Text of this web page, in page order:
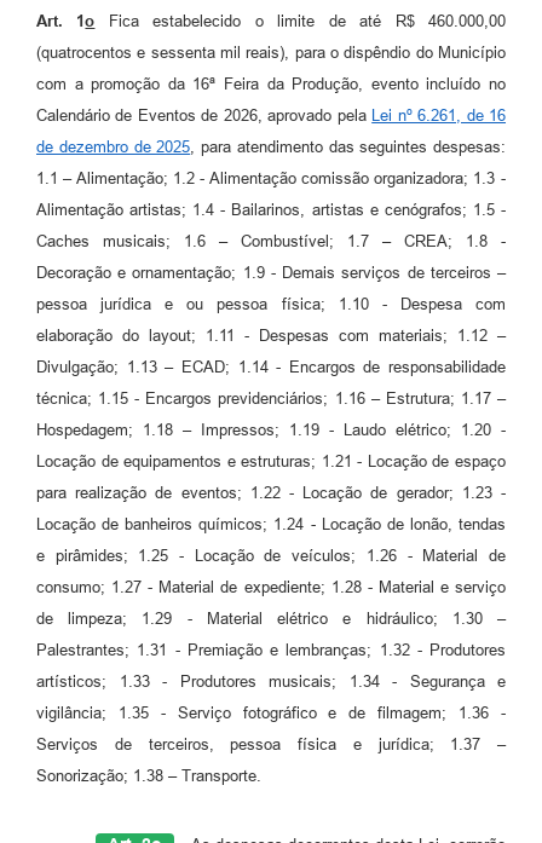
Art. 1o Fica estabelecido o limite de até R$ 460.000,00
(quatrocentos e sessenta mil reais), para o dispêndio do Município
com a promoção da 16ª Feira da Produção, eventoincluído no
Calendário de Eventos de 2026, aprovado pela Lei nº 6.261, de 16
de dezembro de 2025 , para atendimento das seguintes despesas:
1.1 – Alimentação; 1.2 - Alimentação comissão organizadora; 1.3 -
Alimentação artistas; 1.4 - Bailarinos, artistas e cenógrafos; 1.5 -
Caches musicais; 1.6 – Combustível; 1.7 – CREA; 1.8 -
Decoração e ornamentação; 1.9 - Demais serviços de terceiros –
pessoa jurídica e ou pessoa física; 1.10 - Despesa com
elaboração do layout; 1.11 - Despesas com materiais; 1.12 –
Divulgação; 1.13 – ECAD; 1.14 - Encargos de responsabilidade
técnica; 1.15 - Encargos previdenciários; 1.16 – Estrutura; 1.17 –
Hospedagem; 1.18 – Impressos; 1.19 - Laudo elétrico; 1.20 -
Locação de equipamentos e estruturas; 1.21 - Locação de espaço
para realização de eventos; 1.22 - Locação de gerador; 1.23 -
Locação de banheiros químicos; 1.24 - Locação de lonão, tendas
e pirâmides; 1.25 - Locação de veículos; 1.26 - Material de
consumo; 1.27 - Material de expediente; 1.28 - Material e serviço
de limpeza; 1.29 - Material elétrico e hidráulico; 1.30 –
Palestrantes; 1.31 - Premiação e lembranças; 1.32 - Produtores
artísticos; 1.33 - Produtores musicais; 1.34 - Segurança e
vigilância; 1.35 - Serviço fotográfico e de filmagem; 1.36 -
Serviços de terceiros, pessoa física e jurídica; 1.37 –
Sonorização; 1.38 – Transporte.